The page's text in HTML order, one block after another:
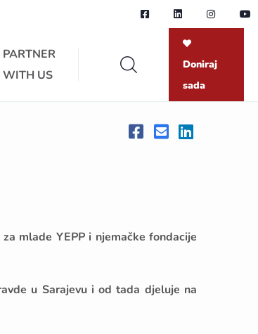
PARTNER
WITH US
Doniraj
sada
mlade YEPP i njemačke fondacije
u Sarajevu i od tada djeluje na